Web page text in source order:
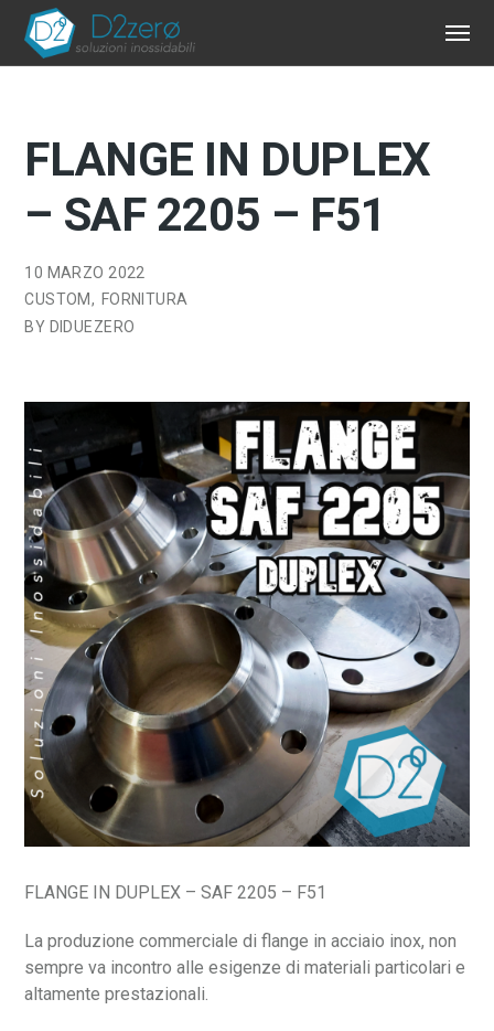
FLANGE IN DUPLEX
– SAF 2205 – F51
10 MARZO 2022
CUSTOM
FORNITURA
BY DIDUEZERO
FLANGE IN DUPLEX – SAF 2205 – F51
La produzione commerciale di flange in acciaio inox, non
sempre va incontro alle esigenze di materiali particolari e
altamente prestazionali.